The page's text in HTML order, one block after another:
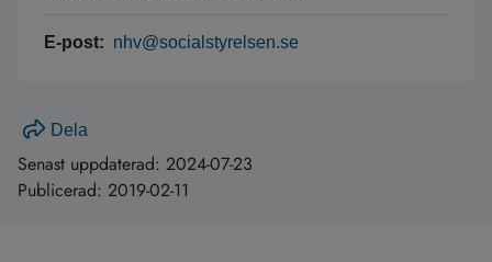
E-post: nhv@socialstyrelsen.se
Dela
Senast uppdaterad: 2024-07-23
Publicerad: 2019-02-11